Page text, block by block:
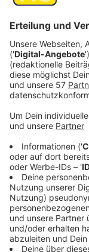
Anzeige
Nun steht sie
Peggy will
Yucca Valley,
arbeiten. Keine
Streaming-
Anzeige